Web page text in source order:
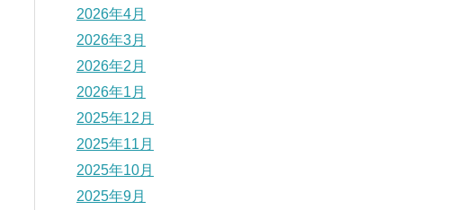
2026年4月
2026年3月
2026年2月
2026年1月
2025年12月
2025年11月
2025年10月
2025年9月